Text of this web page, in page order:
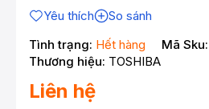
Yêu thích
So sánh
Tình trạng: Hết hàng Mã Sku:
Thương hiệu: TOSHIBA
Liên hệ